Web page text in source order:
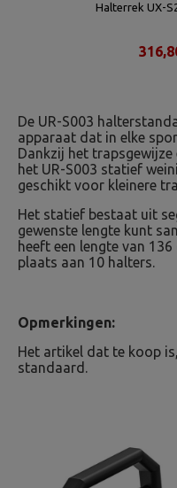
Halterrek UX-
De UR-S003
apparaat dat in elke
Dankzij het
het UR-S003 statief
geschikt voor kleinere
Het statief bestaat uit
gewenste lengte kunt
heeft een lengte van
plaats aan 10 halters.
Opmerkingen:
Het artikel dat te koop
standaard.